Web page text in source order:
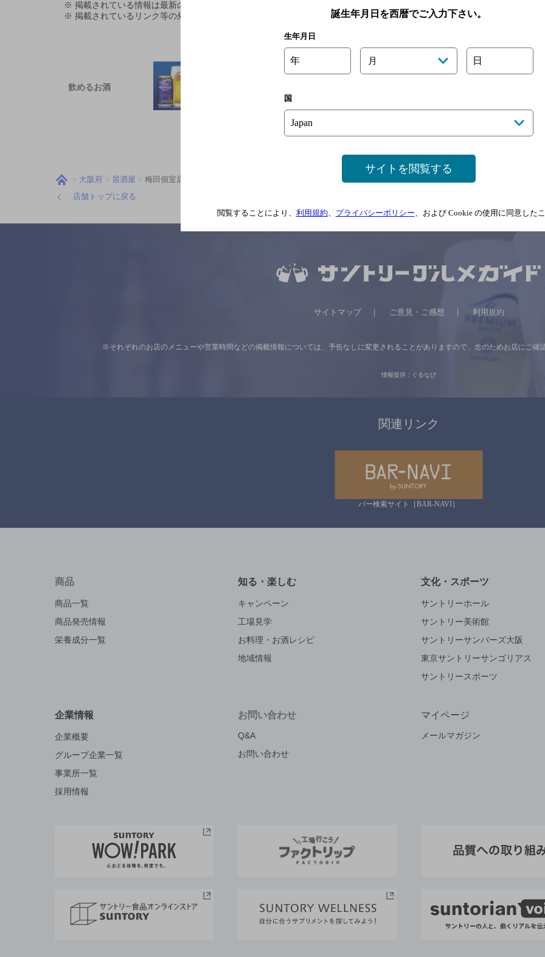
※ 掲載されている情報は最新の内容と異なる場合があります。詳しくはお店にお問い合わせください。
※ 掲載されているリンク等の外部コンテンツはお客様のご判断でご利用ください。
飲めるお酒
大阪府 居酒屋
梅田個室居酒屋 いろどり 大阪駅前店
店舗トップに戻る
サイトマップ ご意見・ご感想 利用規約
※それぞれのお店のメニューや営業時間などの掲載情報については、 予告なしに変更されることがありますので、 念のためお店にご確
情報提供：ぐるなび
関連リンク
バー検索サイト［BAR-NAVI］
商品
商品一覧
商品発売情報
栄養成分一覧
知る・楽しむ
キャンペーン
工場見学
お料理・お酒レシピ
地域情報
文化・スポーツ
サントリーホール
サントリー美術館
サントリーサンバーズ大阪
東京サントリーサンゴリアス
サントリースポーツ
企業情報
企業概要
グループ企業一覧
事業所一覧
採用情報
お問い合わせ
Q&A
お問い合わせ
マイページ
メールマガジン
誕生年月日を西暦でご入力下さい。
生年月日
年 月 日
国
サイトを閲覧する
閲覧することにより、 利用規約 プライバシーポリシー 、および Cookie の使用に同意した